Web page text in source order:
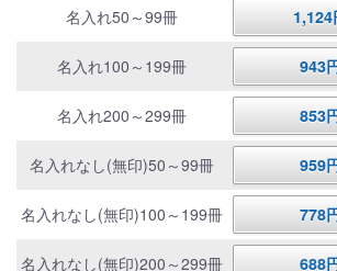
名入れ50～99冊 1,124
名入れ100～199冊 943
名入れ200～299冊 853
名入れなし(無印)50～99冊 959
名入れなし(無印)100～199冊 778
名入れなし(無印)200～299冊 688